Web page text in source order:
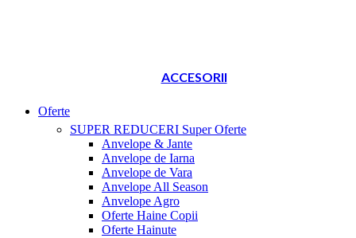
ACCESORII
Oferte
SUPER REDUCERI Super Oferte
Anvelope & Jante
Anvelope de Iarna
Anvelope de Vara
Anvelope All Season
Anvelope Agro
Oferte Haine Copii
Oferte Hainute